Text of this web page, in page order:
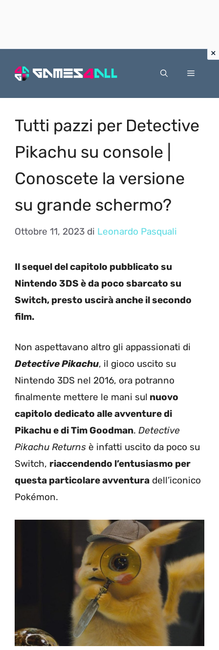
Menu
Tutti pazzi per Detective
Pikachu su console |
Conoscete la versione
su grande schermo?
Ottobre 11, 2023 di Leonardo Pasquali
Il sequel del capitolo pubblicato su
Nintendo 3DS è da poco sbarcato su
Switch, presto uscirà anche il secondo
film.
Non aspettavano altro gli appassionati di
Detective Pikachu, il gioco uscito su
Nintendo 3DS nel 2016, ora potranno
finalmente mettere le mani sul nuovo
capitolo dedicato alle avventure di
Pikachu e di Tim Goodman. Detective
Pikachu Returns è infatti uscito da poco su
Switch, riaccendendo l’entusiasmo per
questa particolare avventura dell’iconico
Pokémon.